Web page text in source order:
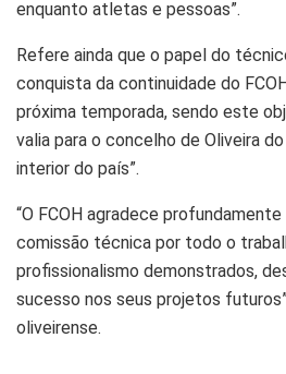
enquanto atletas e pessoas”.
Refere ainda que o papel do
conquista da continuidade do
próxima temporada, sendo este
valia para o concelho de Oliveira
interior do país”.
“O FCOH agradece
comissão técnica por todo o
profissionalismo demonstrados,
sucesso nos seus projetos
oliveirense.